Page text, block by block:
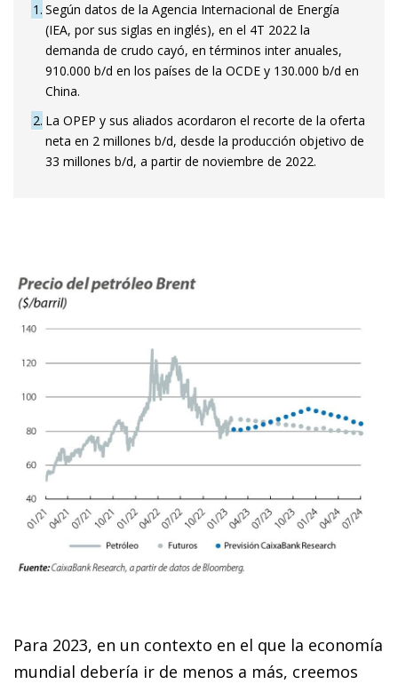
1 Según datos de la Agencia Internacional de Energía
(IEA, por sus siglas en inglés), en el 4T 2022 la
demanda de crudo cayó, en términos inter anuales,
910.000 b/d en los países de la OCDE y 130.000 b/d en
China.
2 La OPEP y sus aliados acordaron el recorte de la oferta
neta en 2 millones b/d, desde la producción objetivo de
33 millones b/d, a partir de noviembre de 2022.
Para 2023, en un contexto en el que la economía
mundial debería ir de menos a más, creemos